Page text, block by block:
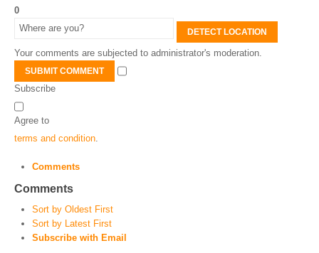
0
DETECT LOCATION
Your comments are subjected to administrator's moderation.
SUBMIT COMMENT
Subscribe
Agree to
terms and condition.
Comments
Comments
Sort by Oldest First
Sort by Latest First
Subscribe with Email